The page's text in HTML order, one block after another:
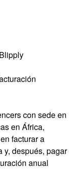
con sede en
en África,
facturar a
y, después, pagar
anual